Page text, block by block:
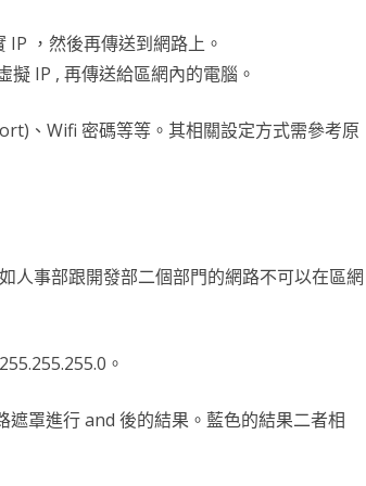
，然後再傳送到網路上。
IP , 再傳送給區網內的電腦。
、Wifi 密碼等等。其相關設定方式需參考原
人事部跟開發部二個部門的網路不可以在區網
。
遮罩進行 and 後的結果。藍色的結果二者相